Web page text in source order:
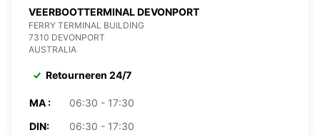
VEERBOOTTERMINAL DEVONPORT
FERRY TERMINAL BUILDING
7310 DEVONPORT
AUSTRALIA
Retourneren 24/7
MA :
06:30 - 17:30
DIN:
06:30 - 17:30